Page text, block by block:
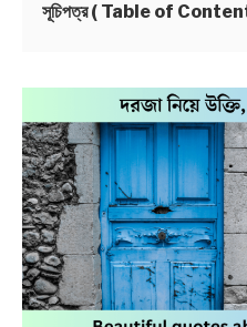
QUOTES & CAPTIONS
NEWS
BENGALI LYRICS
BENGALI NAMES
BENGALI STORIES
সূচিপত্র ( Table of